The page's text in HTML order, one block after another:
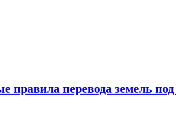
правила перевода земель